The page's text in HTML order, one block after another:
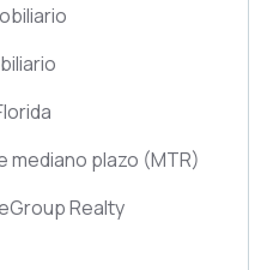
mediano plazo (MTR)
Realty